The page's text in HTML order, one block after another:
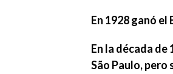
En 1928 ganó el
En la década
São Paulo, pero